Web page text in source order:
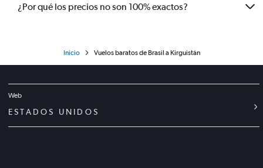
¿Por qué los precios no son 100% exactos?
Inicio Vuelos baratos de Brasil a Kirguistán
Web
ESTADOS UNIDOS